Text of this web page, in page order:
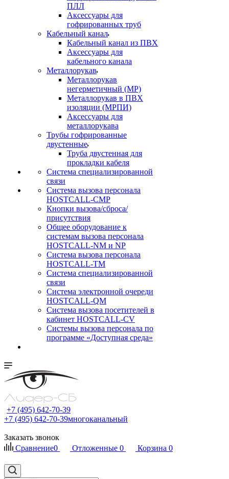
ПЛЛ
Аксессуары для
гофрированных труб
Кабельный канал
Кабельный канал из ПВХ
Аксессуары для
кабельного канала
Металлорукав
Металлорукав
негерметичный (МР)
Металлорукав в ПВХ
изоляции (МРПИ)
Аксессуары для
металлорукава
Трубы гофрированные
двустенные
Труба двустенная для
прокладки кабеля
Система специализированной
связи
Cистема вызова персонала
HOSTCALL-CMP
Кнопки вызова/сброса/
присутствия
Общее оборудование к
системам вызова персонала
HOSTCALL-NM и NP
Система вызова персонала
HOSTCALL-TM
Система специализированной
связи
Система электронной очереди
HOSTCALL-QM
Cистема вызова посетителей в
кабинет HOSTCALL-CV
Системы вызова персонала по
программе «Доступная среда»
+7 (495) 642-70-39
+7 (495) 642-70-39многоканальный
Заказать звонок
Сравнение0 Отложенные 0 Корзина 0